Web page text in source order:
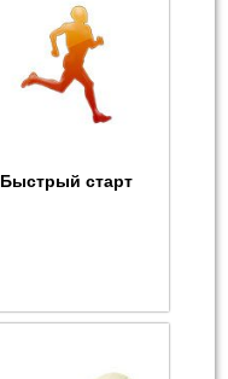
Быстрый старт